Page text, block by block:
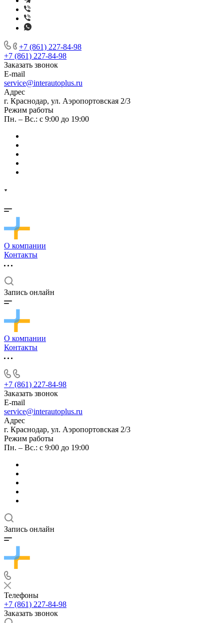
+7 (861) 227-84-98
+7 (861) 227-84-98
Заказать звонок
E-mail
service@interautoplus.ru
Адрес
г. Краснодар, ул. Аэропортовская 2/3
Режим работы
Пн. – Вс.: с 9:00 до 19:00
О компании
Контакты
Запись онлайн
О компании
Контакты
+7 (861) 227-84-98
Заказать звонок
E-mail
service@interautoplus.ru
Адрес
г. Краснодар, ул. Аэропортовская 2/3
Режим работы
Пн. – Вс.: с 9:00 до 19:00
Запись онлайн
Телефоны
+7 (861) 227-84-98
Заказать звонок